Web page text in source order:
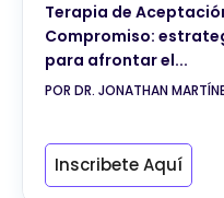
Terapia de
Compromiso:
para afrontar el...
POR DR. JONATHAN
Inscribete Aquí